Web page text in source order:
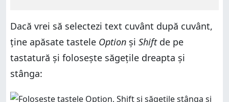
Dacă vrei să selectezi text cuvânt după cuvânt,
ține apăsate tastele Option și Shiftde pe
tastatură și folosește săgețile dreapta și
stânga: